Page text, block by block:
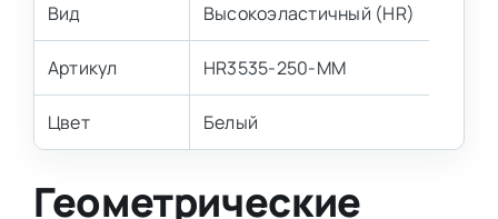
Вид Высокоэластичный (HR)
Артикул HR3535-250-MM
Цвет Белый
Геометрические